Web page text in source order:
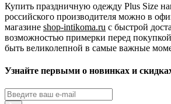
Купить праздничную одежду Plus Size
российского производителя можно в
магазине shop-intikoma.ru с быстрой
возможностью примерки перед
быть великолепной в самые важные
Узнайте первыми о новинках и